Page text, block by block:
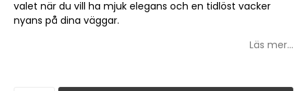
valet när du vill ha mjuk elegans och en tidlöst vacker
nyans på dina väggar.
Läs mer...